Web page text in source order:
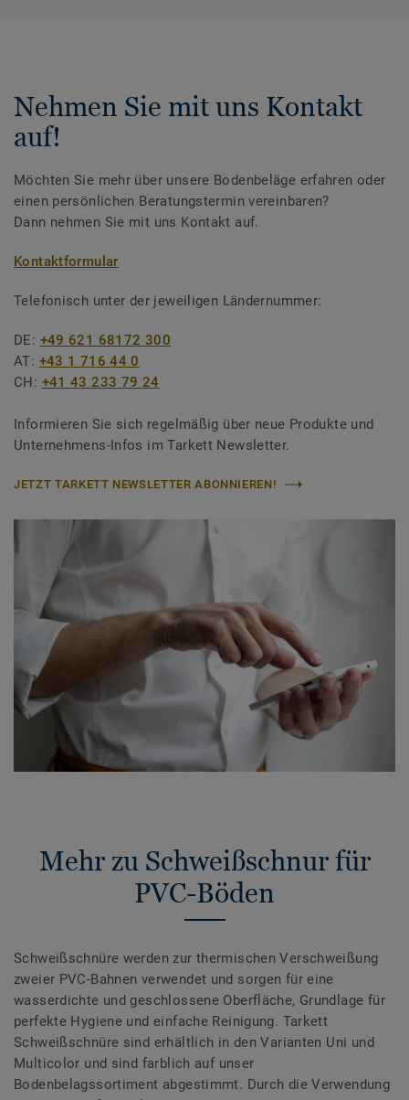
Nehmen Sie mit uns Kontakt
auf!
Möchten Sie mehr über unsere Bodenbeläge erfahren oder
einen persönlichen Beratungstermin vereinbaren?
Dann nehmen Sie mit uns Kontakt auf.
Kontaktformular
Telefonisch unter der jeweiligen Ländernummer:
DE: +49 621 68172 300
AT: +43 1 716 44 0
CH: +41 43 233 79 24
Informieren Sie sich regelmäßig über neue Produkte und
Unternehmens-Infos im Tarkett Newsletter.
JETZT TARKETT NEWSLETTER ABONNIEREN!
Mehr zu Schweißschnur für
PVC-Böden
Schweißschnüre werden zur thermischen Verschweißung
zweier PVC-Bahnen verwendet und sorgen für eine
wasserdichte und geschlossene Oberfläche, Grundlage für
perfekte Hygiene und einfache Reinigung. Tarkett
Schweißschnüre sind erhältlich in den Varianten Uni und
Multicolor und sind farblich auf unser
Bodenbelagssortiment abgestimmt. Durch die Verwendung